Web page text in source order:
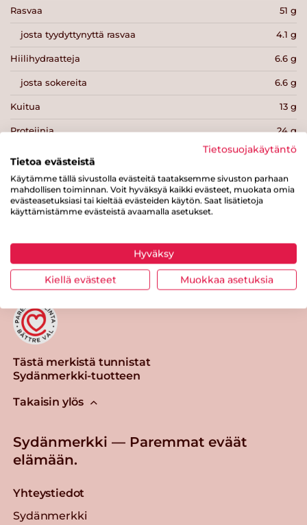
Rasvaa 51 g
josta tyydyttynyttä rasvaa 4.1 g
Hiilihydraatteja 6.6 g
josta sokereita 6.6 g
Kuitua 13 g
Proteiinia 24 g
0 g
Tästä merkistä tunnistat
Sydänmerkki-tuotteen
Takaisin ylös
Sydänmerkki — Paremmat eväät
elämään.
Yhteystiedot
Sydänmerkki
Tietosuojakäytäntö
Tietoa evästeistä
Käytämme tällä sivustolla evästeitä taataksemme sivuston parhaan
mahdollisen toiminnan. Voit hyväksyä kaikki evästeet, muokata omia
evästeasetuksiasi tai kieltää evästeiden käytön. Saat lisätietoja
käyttämistämme evästeistä avaamalla asetukset.
Hyväksy
Kiellä evästeet Muokkaa asetuksia